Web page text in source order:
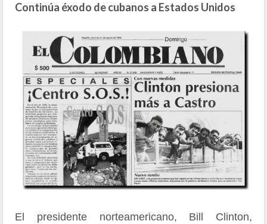
Continúa éxodo de cubanos a Estados Unidos
El presidente norteamericano, Bill Clinton,